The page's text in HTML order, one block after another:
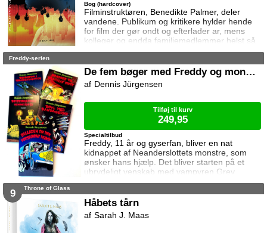
Filminstruktøren, Benedikte Palmer, deler
vandene. Publikum og kritikere hylder hende
for film der gør ondt og efterlader ar, mens
kolleger og endda familiemedlemmer helst så
hende forsvinde. Under en rejse til Los
miste livet. Da efterforskningen fortsætter
hjemme i Danmark, sender FBI den
nyuddannede agent April Biggs for at assistere
Bog (hardcover)
Freddy-serien
De fem bøger med Freddy og monstrene
Freddy, 11 år og gyserfan, bliver en nat
kidnappet af Neanderslottets monstre, som
ønsker hans hjælp. Det bliver starten på et
ubrydeligt venskab med vampyren Grev
Dracula, varulven Eddie, den hovedløse ridder
Boris, mumien Mummy og bøvsedragen Nitan.
Specialtilbud
Dennis Jürgensen
Tilføj til kurv
249,95
9 Throne of Glass
Håbets tårn
Sarah J. Maas